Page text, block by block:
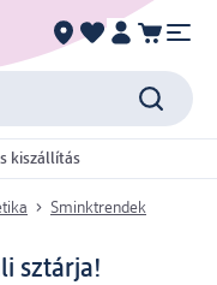
kiszállítás
Sminktrendek
sztárja!